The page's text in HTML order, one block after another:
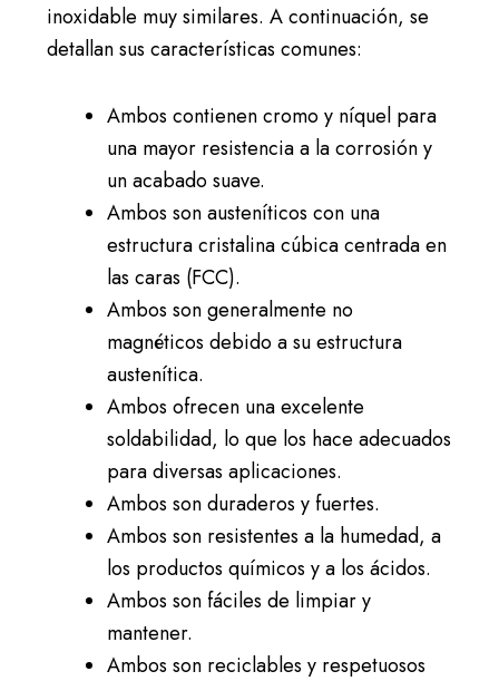
inoxidable muy similares. A continuación, se
detallan sus características comunes:
Ambos contienen cromo y níquel para
una mayor resistencia a la corrosión y
un acabado suave.
Ambos son austeníticos con una
estructura cristalina cúbica centrada en
las caras (FCC).
Ambos son generalmente no
magnéticos debido a su estructura
austenítica.
Ambos ofrecen una excelente
soldabilidad, lo que los hace adecuados
para diversas aplicaciones.
Ambos son duraderos y fuertes.
Ambos son resistentes a la humedad, a
los productos químicos y a los ácidos.
Ambos son fáciles de limpiar y
mantener.
Ambos son reciclables y respetuosos